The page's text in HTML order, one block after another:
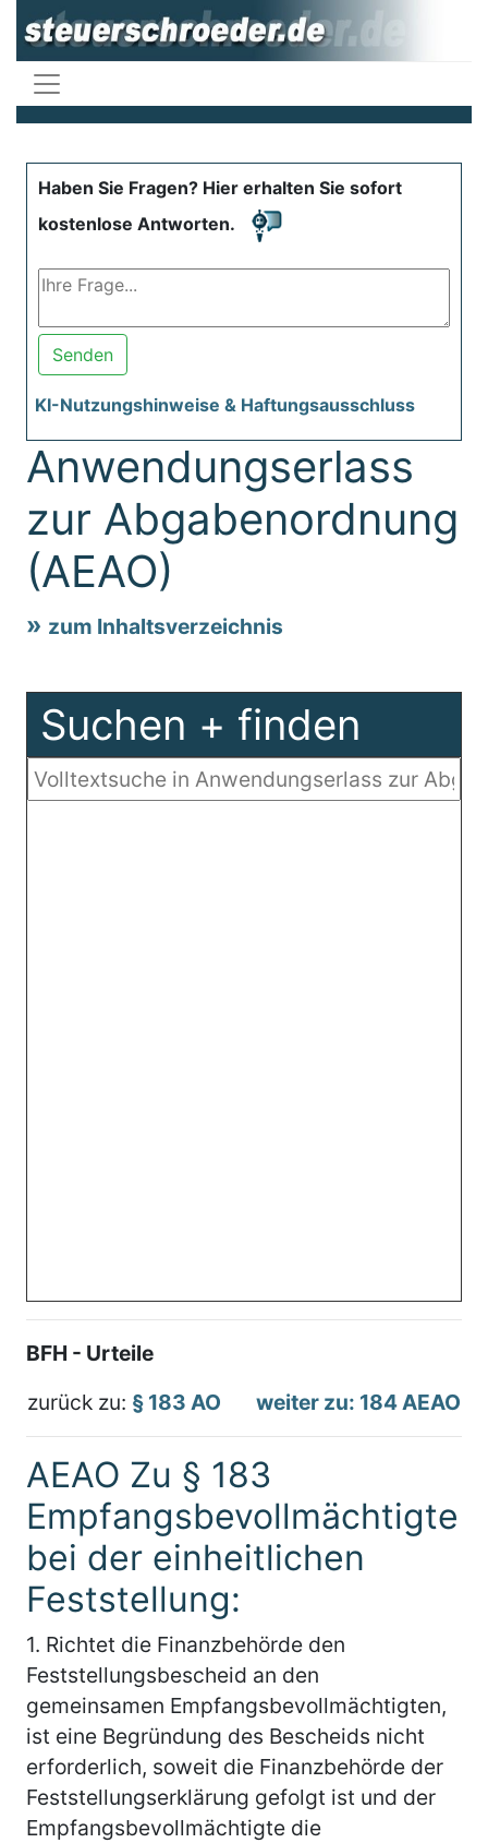
Haben Sie Fragen? Hier erhalten Sie sofort
kostenlose Antworten.
Senden
KI-Nutzungshinweise & Haftungsausschluss
Anwendungserlass
zur Abgabenordnung
(AEAO)
zum Inhaltsverzeichnis
Suchen + finden
BFH - Urteile
zurück zu: § 183 AO weiter zu: 184 AEAO
AEAO Zu § 183
Empfangsbevollmächtigte
bei der einheitlichen
Feststellung:
1. Richtet die Finanzbehörde den
Feststellungsbescheid an den
gemeinsamen Empfangsbevollmächtigten,
ist eine Begründung des Bescheids nicht
erforderlich, soweit die Finanzbehörde der
Feststellungserklärung gefolgt ist und der
Empfangsbevollmächtigte die